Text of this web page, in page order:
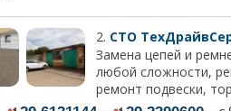
2. СТО
Замена цепей и
любой сложности,
ремонт подвески,